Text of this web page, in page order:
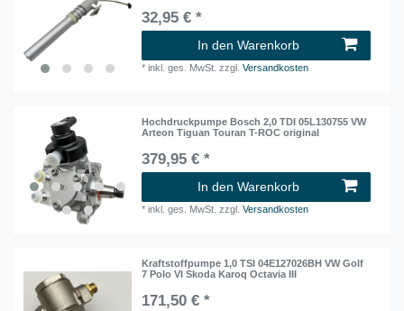
32,95 € *
In den Warenkorb
*inkl. ges. MwSt. zzgl.Versandkosten
Hochdruckpumpe Bosch 2,0 TDI 05L130755 VW
Arteon Tiguan Touran T-ROC original
379,95 € *
In den Warenkorb
*inkl. ges. MwSt. zzgl.Versandkosten
Kraftstoffpumpe 1,0 TSI 04E127026BH VW Golf
7 Polo VI Skoda Karoq Octavia III
171,50 € *